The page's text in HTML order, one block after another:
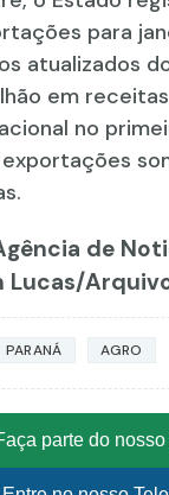
para
atualizados
em
no
de
Lucas/
PARANÁ AGRO
parte do